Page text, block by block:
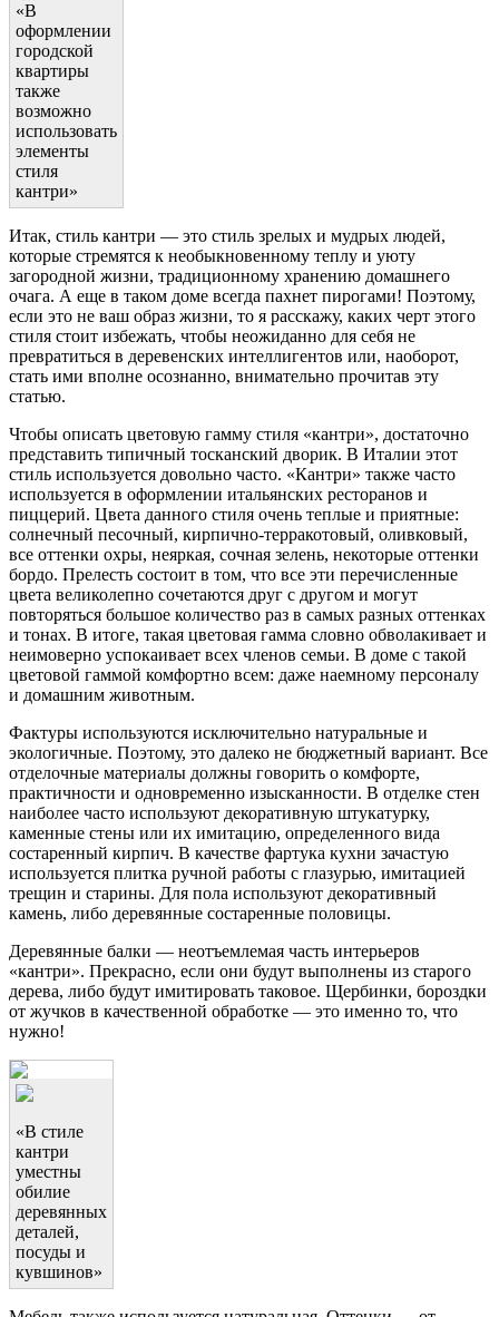
«В
оформлении
городской
квартиры
также
возможно
использовать
элементы
стиля
кантри»
Итак, стиль кантри — это стиль зрелых и мудрых людей,
которые стремятся к необыкновенному теплу и уюту
загородной жизни, традиционному хранению домашнего
очага. А еще в таком доме всегда пахнет пирогами! Поэтому,
если это не ваш образ жизни, то я расскажу, каких черт этого
стиля стоит избежать, чтобы неожиданно для себя не
превратиться в деревенских интеллигентов или, наоборот,
стать ими вполне осознанно, внимательно прочитав эту
статью.
Чтобы описать цветовую гамму стиля «кантри», достаточно
представить типичный тосканский дворик. В Италии этот
стиль используется довольно часто. «Кантри» также часто
используется в оформлении итальянских ресторанов и
пиццерий. Цвета данного стиля очень теплые и приятные:
солнечный песочный, кирпично-терракотовый, оливковый,
все оттенки охры, неяркая, сочная зелень, некоторые оттенки
бордо. Прелесть состоит в том, что все эти перечисленные
цвета великолепно сочетаются друг с другом и могут
повторяться большое количество раз в самых разных оттенках
и тонах. В итоге, такая цветовая гамма словно обволакивает и
неимоверно успокаивает всех членов семьи. В доме с такой
цветовой гаммой комфортно всем: даже наемному персоналу
и домашним животным.
Фактуры используются исключительно натуральные и
экологичные. Поэтому, это далеко не бюджетный вариант. Все
отделочные материалы должны говорить о комфорте,
практичности и одновременно изысканности. В отделке стен
наиболее часто используют декоративную штукатурку,
каменные стены или их имитацию, определенного вида
состаренный кирпич. В качестве фартука кухни зачастую
используется плитка ручной работы с глазурью, имитацией
трещин и старины. Для пола используют декоративный
камень, либо деревянные состаренные половицы.
Деревянные балки — неотъемлемая часть интерьеров
«кантри». Прекрасно, если они будут выполнены из старого
дерева, либо будут имитировать таковое. Щербинки, бороздки
от жучков в качественной обработке — это именно то, что
нужно!
«В стиле
кантри
уместны
обилие
деревянных
деталей,
посуды и
кувшинов»